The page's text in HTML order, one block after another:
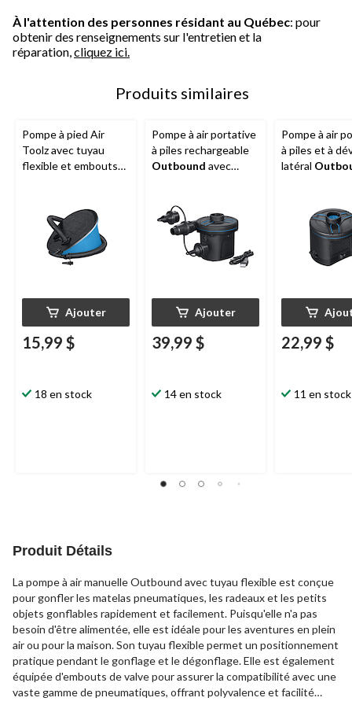
À l'attention des personnes résidant au Québec: pour
obtenir des renseignements sur l'entretien et la
réparation,cliquez ici.
Produits similaires
Pompe à pied Air
Toolz avec tuyau
flexible et embouts
Ajouter
15,99 $
18 en stock
Pompe à air portative
à piles rechargeable
Outbound avec
Ajouter
39,99 $
14 en stock
Pompe à air
à piles et à
latéral
22,99 $
11 en stock
Produit Détails
La pompe à air manuelle Outbound avec tuyau flexible est conçue
pour gonfler les matelas pneumatiques, les radeaux et les petits
objets gonflables rapidement et facilement. Puisqu'elle n'a pas
besoin d'être alimentée, elle est idéale pour les aventures en plein
air ou pour la maison. Son tuyau flexible permet un positionnement
pratique pendant le gonflage et le dégonflage. Elle est également
équipée d'embouts de valve pour assurer la compatibilité avec une
vaste gamme de pneumatiques, offrant polyvalence et facilité